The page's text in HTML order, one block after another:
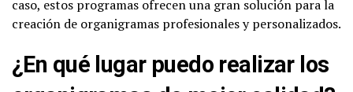
caso, estos programas ofrecen una gran solución para la
creación de organigramas profesionales y personalizados.
¿En qué lugar puedo realizar los